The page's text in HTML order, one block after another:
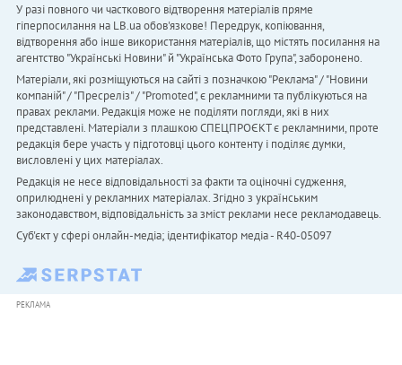
У разі повного чи часткового відтворення матеріалів пряме
гіперпосилання на LB.ua обов'язкове! Передрук, копіювання,
відтворення або інше використання матеріалів, що містять посилання на
агентство "Українськi Новини" й "Українська Фото Група", заборонено.
Матеріали, які розміщуються на сайті з позначкою "Реклама" / "Новини
компаній" / "Пресреліз" / "Promoted", є рекламними та публікуються на
правах реклами. Редакція може не поділяти погляди, які в них
представлені. Матеріали з плашкою СПЕЦПРОЄКТ є рекламними, проте
редакція бере участь у підготовці цього контенту і поділяє думки,
висловлені у цих матеріалах.
Редакція не несе відповідальності за факти та оціночні судження,
оприлюднені у рекламних матеріалах. Згідно з українським
законодавством, відповідальність за зміст реклами несе рекламодавець.
Cуб'єкт у сфері онлайн-медіа; ідентифікатор медіа - R40-05097
РЕКЛАМА